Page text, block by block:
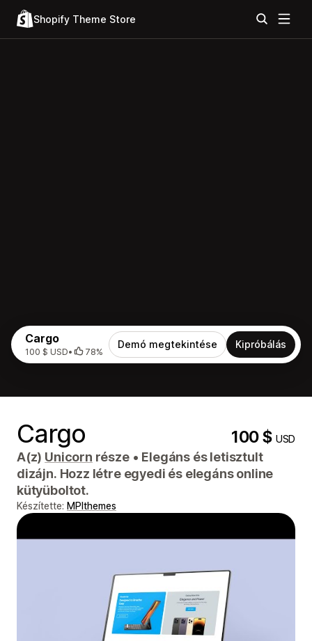
Shopify Theme Store
Cargo
100 $ USD• 78%
Demó megtekintése Kipróbálás
Cargo 100 $USD
A(z) Unicorn része • Elegáns és letisztult
dizájn. Hozz létre egyedi és elegáns online
kütyüboltot.
Készítette: MPIthemes